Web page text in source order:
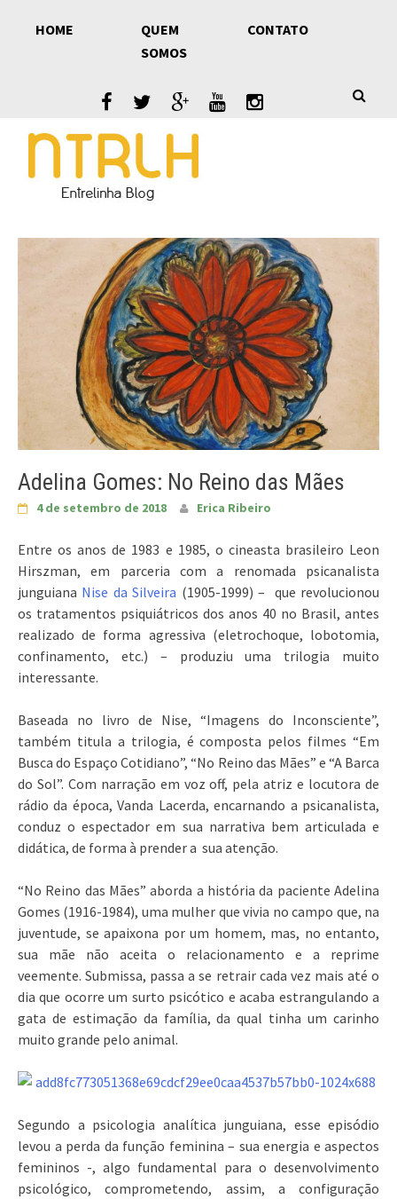
HOME
QUEM
SOMOS
CONTATO
Adelina Gomes: No Reino das Mães
4 de setembro de 2018 Erica Ribeiro
Entre os anos de 1983 e 1985, o cineasta brasileiro Leon
Hirszman, em parceria com a renomada psicanalista
junguiana Nise da Silveira (1905-1999) – que revolucionou
os tratamentos psiquiátricos dos anos 40 no Brasil, antes
realizado de forma agressiva (eletrochoque, lobotomia,
confinamento, etc.) – produziu uma trilogia muito
interessante.
Baseada no livro de Nise, “Imagens do Inconsciente”,
também titula a trilogia, é composta pelos filmes “Em
Busca do Espaço Cotidiano”, “No Reino das Mães” e “A Barca
do Sol”. Com narração em voz off, pela atriz e locutora de
rádio da época, Vanda Lacerda, encarnando a psicanalista,
conduz o espectador em sua narrativa bem articulada e
didática, de forma à prender a sua atenção.
“No Reino das Mães” aborda a história da paciente Adelina
Gomes (1916-1984), uma mulher que vivia no campo que, na
juventude, se apaixona por um homem, mas, no entanto,
sua mãe não aceita o relacionamento e a reprime
veemente. Submissa, passa a se retrair cada vez mais até o
dia que ocorre um surto psicótico e acaba estrangulando a
gata de estimação da família, da qual tinha um carinho
muito grande pelo animal.
Segundo a psicologia analítica junguiana, esse episódio
levou a perda da função feminina – sua energia e aspectos
femininos -, algo fundamental para o desenvolvimento
psicológico, comprometendo, assim, a configuração